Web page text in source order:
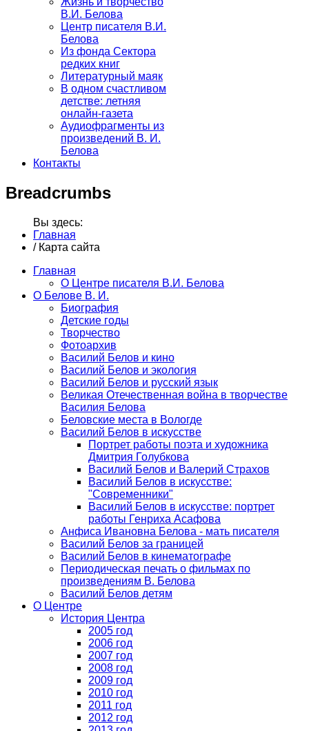
В.И. Белова
Центр писателя В.И.
Белова
Из фонда Сектора
редких книг
Литературный маяк
В одном счастливом
детстве: летняя
онлайн-газета
Аудиофрагменты из
произведений В. И.
Белова
Контакты
Breadcrumbs
Вы здесь:
Главная
/ Карта сайта
Главная
О Центре писателя В.И. Белова
О Белове В. И.
Биография
Детские годы
Творчество
Фотоархив
Василий Белов и кино
Василий Белов и экология
Василий Белов и русский язык
Великая Отечественная война в творчестве
Василия Белова
Беловские места в Вологде
Василий Белов в искусстве
Портрет работы поэта и художника
Дмитрия Голубкова
Василий Белов и Валерий Страхов
Василий Белов в искусстве:
"Современники"
Василий Белов в искусстве: портрет
работы Генриха Асафова
Анфиса Ивановна Белова - мать писателя
Василий Белов за границей
Василий Белов в кинематографе
Периодическая печать о фильмах по
произведениям В. Белова
Василий Белов детям
О Центре
История Центра
2005 год
2006 год
2007 год
2008 год
2009 год
2010 год
2011 год
2012 год